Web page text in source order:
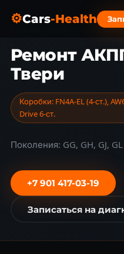
⚙Cars-Health
Марки авто ›
Ремонт
Твери
Коробки: FN4A-EL (4-ст.),
Drive 6-ст.
Поколения: GG, GH, GJ,
+7 901 417-03-19
Записаться на